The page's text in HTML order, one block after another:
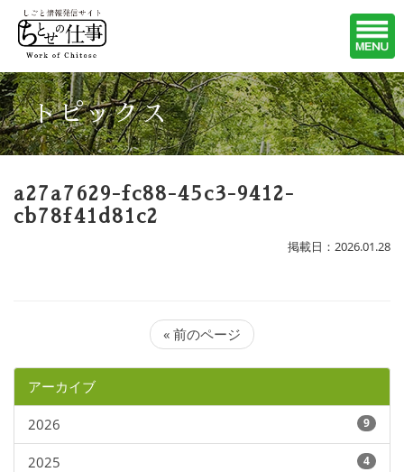
トピックス
a27a7629-fc88-45c3-9412-
cb78f41d81c2
掲載日：2026.01.28
« 前のページ
アーカイブ
2026 9
2025 4